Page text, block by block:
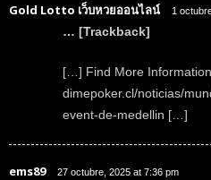
Gold Lotto เว็บหวยออนไลน์ 1
… [Trackback]
[…] Find More
dimepoker.cl/noticias/
event-de-medellin […]
ems89 27 octubre, 2025 at 7:36 pm